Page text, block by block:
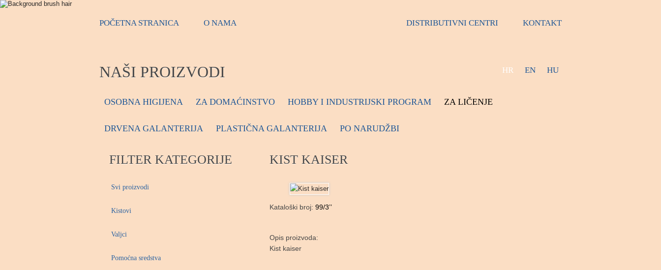
POČETNA STRANICA O NAMA DISTRIBUTIVNI CENTRI KONTAKT
HR EN HU
NAŠI PROIZVODI
OSOBNA HIGIJENA ZA DOMAĆINSTVO HOBBY I INDUSTRIJSKI PROGRAM ZA LIČENJE
DRVENA GALANTERIJA PLASTIČNA GALANTERIJA PO NARUDŽBI
FILTER KATEGORIJE
Svi proizvodi
Kistovi
Valjci
Pomoćna sredstva
KIST KAISER
Kataloški broj: 99/3’’
Opis proizvoda:
Kist kaiser